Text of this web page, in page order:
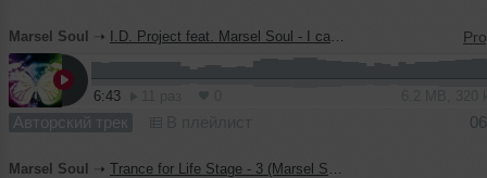
Marsel Soul ➝ I.D. Project feat. Marsel Soul - I can't let you go (Original mix)
6:43
Авторский трек
Marsel Soul ➝ Trance for Life Stage - 3 (Marsel Soul mix)